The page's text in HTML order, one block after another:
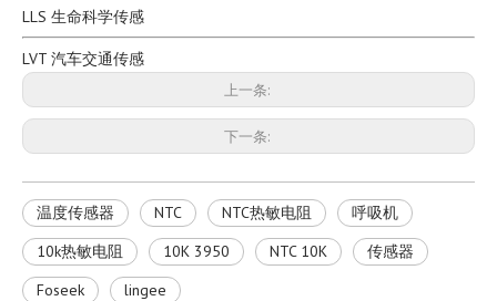
LLS 生命科学传感
LVT 汽车交通传感
上一条:
下一条:
温度传感器 NTC NTC热敏电阻
呼吸机
10k热敏电阻
10K 3950 NTC 10K
传感器
Foseek
lingee